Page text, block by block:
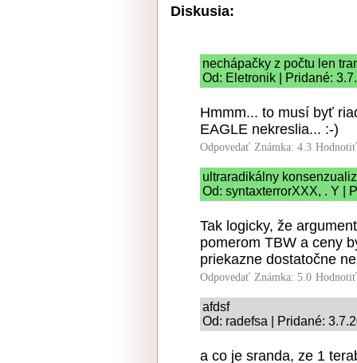
Diskusia:
nechápačky z počtu len
Od: Eletronik | Pridané:
Hmmm... to musí byť
EAGLE nekreslia... :-)
Odpovedať Známka: 4.3
ultraradikálny
Od: syntaxterrorXXX, . Y |
Tak logicky, že
pomerom TBW a ceny
priekazne dostatočne
Odpovedať Známka: 5.0
afdsf
Od: radefsa | Pridané:
a co je sranda, ze 1